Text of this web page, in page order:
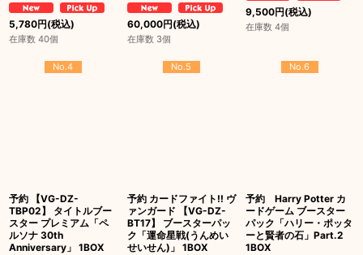
5,780円(税込)
在庫数 40個
60,000円(税込)
在庫数 3個
9,500円(税込)
在庫数 4個
No.4
予約 【VG-DZ-
TBP02】 タイトルブー
スター プレミアム「ペ
ルソナ 30th
Anniversary」 1BOX
No.5
予約 カードファイト!! ヴ
ァンガード 【VG-DZ-
BT17】 ブースターパッ
ク「運命星戦(うんめい
せいせん)」 1BOX
No.6
予約 Harry Potter カ
ードゲーム ブースター
パック「ハリー・ポッタ
ーと賢者の石」Part.2
1BOX